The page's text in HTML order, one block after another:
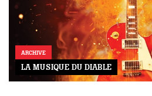
ARCHIVE
LA MUSIQUE DU DIABLE